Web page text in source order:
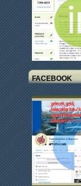
FACEBOOK